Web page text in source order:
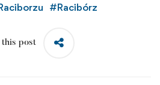
#Racibórz
this post